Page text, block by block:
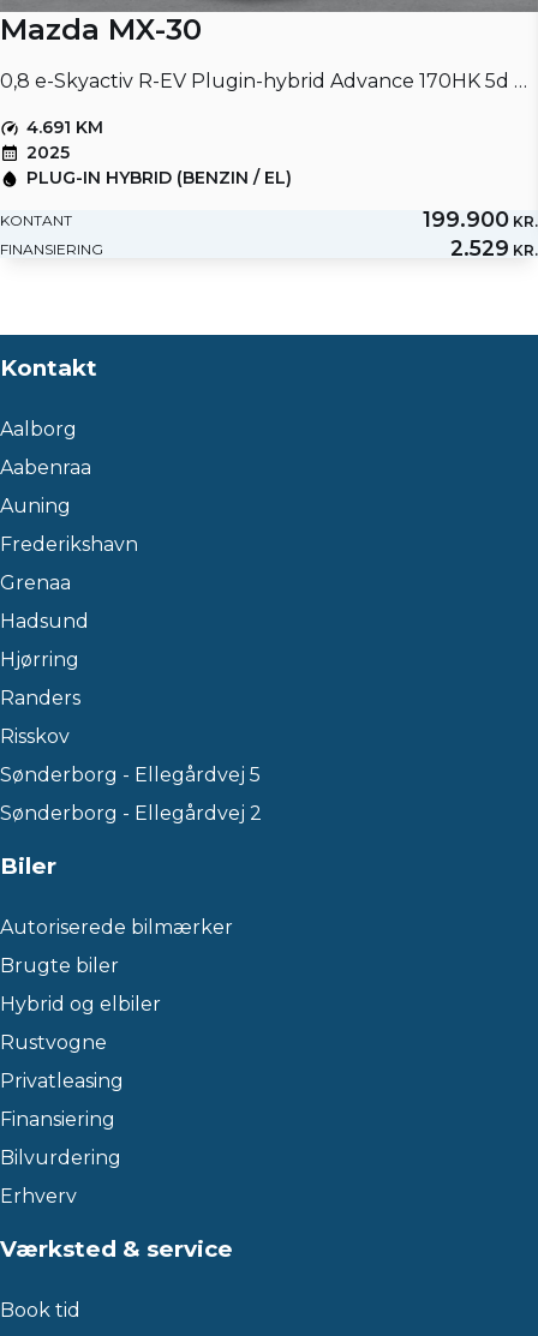
Mazda MX-30
0,8 e-Skyactiv R-EV Plugin-hybrid Advance 170HK 5d Trinl. Gear
4.691 KM
2025
PLUG-IN HYBRID (BENZIN / EL)
KONTANT 199.900 KR.
FINANSIERING
2.529 KR.
Kontakt
Aalborg
Aabenraa
Auning
Frederikshavn
Grenaa
Hadsund
Hjørring
Randers
Risskov
Sønderborg - Ellegårdvej 5
Sønderborg - Ellegårdvej 2
Biler
Autoriserede bilmærker
Brugte biler
Hybrid og elbiler
Rustvogne
Privatleasing
Finansiering
Bilvurdering
Erhverv
Værksted & service
Book tid